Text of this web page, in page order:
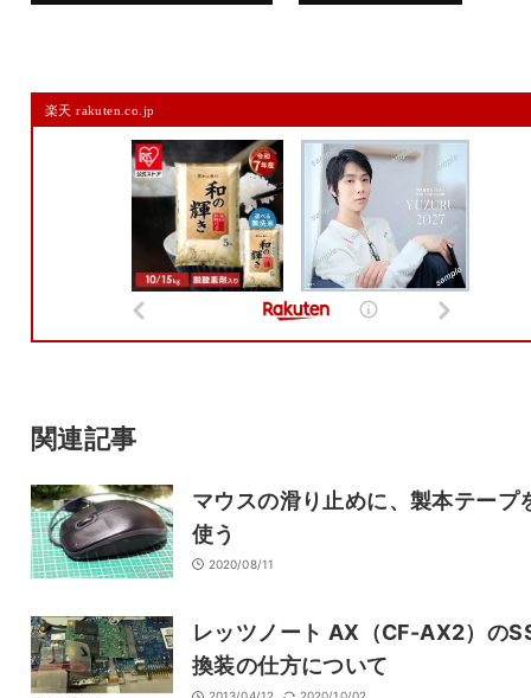
メールアドレスは公開されません。
また、コメント欄には、必ず日本語を含めてください（スパム対策）。
サイト
楽天 rakuten.co.jp
関連記事
マウスの滑り止めに、製本テープ
使う
2020/08/11
レッツノート AX（CF-AX2）の
換装の仕方について